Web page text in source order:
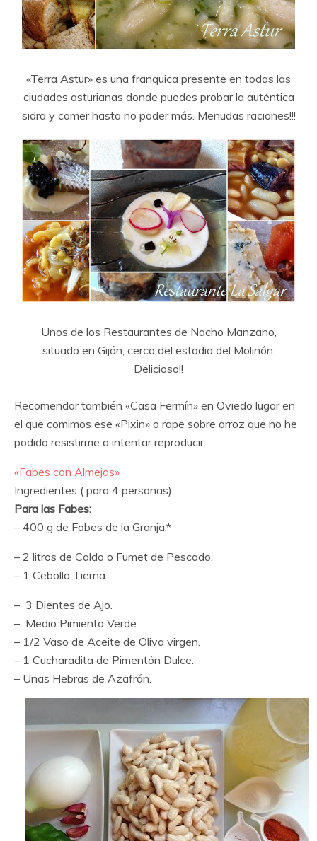
«Terra Astur» es una franquica presente en todas las
ciudades asturianas donde puedes probar la auténtica
sidra y comer hasta no poder más. Menudas raciones!!!
Unos de los Restaurantes de Nacho Manzano,
situado en Gijón, cerca del estadio del Molinón.
Delicioso!!
Recomendar también «Casa Fermín» en Oviedo lugar en
el que comimos ese «Pixin» o rape sobre arroz que no he
podido resistirme a intentar reproducir.
«Fabes con Almejas»
Ingredientes ( para 4 personas):
Para las Fabes:
– 400 g de Fabes de la Granja.*
– 2 litros de Caldo o Fumet de Pescado.
– 1 Cebolla Tierna.
– 3 Dientes de Ajo.
– Medio Pimiento Verde.
– 1/2 Vaso de Aceite de Oliva virgen.
– 1 Cucharadita de Pimentón Dulce.
– Unas Hebras de Azafrán.